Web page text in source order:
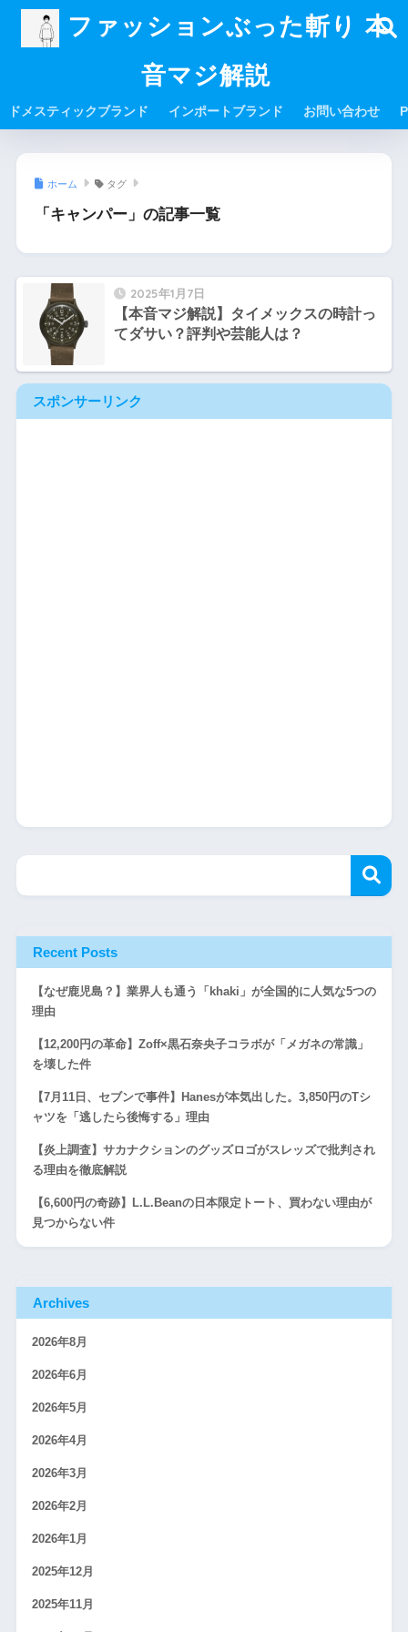
ファッションぶった斬り 本
音マジ解説
ドメスティックブランド インポートブランド お問い合わせ
ホーム タグ
「キャンパー」の記事一覧
2025年1月7日
【本音マジ解説】タイメックスの時計っ
てダサい？評判や芸能人は？
スポンサーリンク
Recent Posts
【なぜ鹿児島？】業界人も通う「khaki」が全国的に人気な5つの
理由
【12,200円の革命】Zoff×黒石奈央子コラボが「メガネの常識」
を壊した件
【7月11日、セブンで事件】Hanesが本気出した。3,850円のTシ
ャツを「逃したら後悔する」理由
【炎上調査】サカナクションのグッズロゴがスレッズで批判され
る理由を徹底解説
【6,600円の奇跡】L.L.Beanの日本限定トート、買わない理由が
見つからない件
Archives
2026年8月
2026年6月
2026年5月
2026年4月
2026年3月
2026年2月
2026年1月
2025年12月
2025年11月